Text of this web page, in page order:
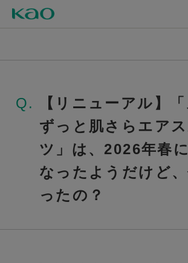
Q.
【リニューアル】
ずっと肌さらエア
ツ」は、2026年春
なったようだけど
ったの？